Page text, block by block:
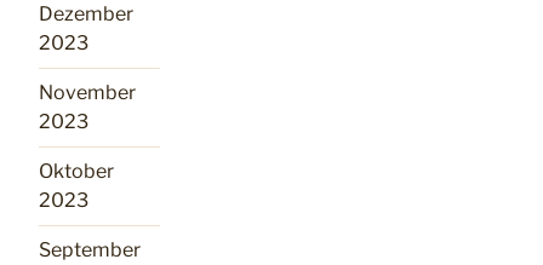
Dezember
2023
November
2023
Oktober
2023
September